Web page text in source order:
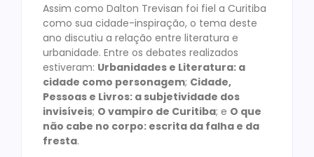
Assim como Dalton Trevisan foi fiel a Curitiba
como sua cidade-inspiração, o tema deste
ano discutiu a relação entre literatura e
urbanidade. Entre os debates realizados
estiveram: Urbanidades e Literatura: a
cidade como personagem; Cidade,
Pessoas e Livros: a subjetividade dos
invisíveis; O vampiro de Curitiba; e O que
não cabe no corpo: escrita da falha e da
fresta.